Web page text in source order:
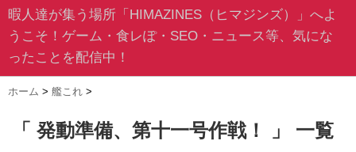
暇人達が集う場所「HIMAZINES（ヒマジンズ）」へよ
うこそ！ゲーム・食レぽ・SEO・ニュース等、気にな
ったことを配信中！
ホーム > 艦これ >
「 発動準備、第十一号作戦！ 」 一覧